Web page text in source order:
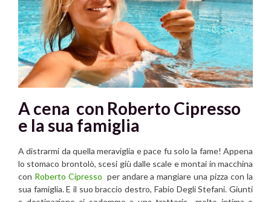
A cena con Roberto Cipresso
e la sua famiglia
A distrarmi da quella meraviglia e pace fu solo la fame! Appena
lo stomaco brontolò, scesi giù dalle scale e montai in macchina
con Roberto Cipresso per andare a mangiare una pizza con la
sua famiglia. E il suo braccio destro, Fabio Degli Stefani. Giunti